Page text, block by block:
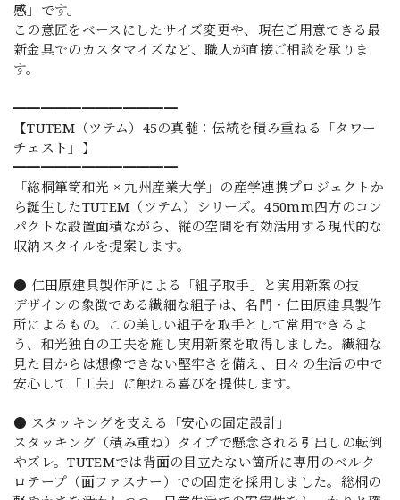
感」です。
この意匠をベースにしたサイズ変更や、現在ご用意できる最
新金具でのカスタマイズなど、職人が直接ご相談を承りま
す。
━━━━━━━━━━━━
【TUTEM（ツテム）45の真髄：伝統を積み重ねる「タワー
チェスト」】
━━━━━━━━━━━━
「総桐箪笥和光 × 九州産業大学」の産学連携プロジェクトか
ら誕生したTUTEM（ツテム）シリーズ。450mm四方のコン
パクトな設置面積ながら、縦の空間を有効活用する現代的な
収納スタイルを提案します。
● 仁田原建具製作所による「組子取手」と実用新案の技
デザインの象徴である繊細な組子は、名門・仁田原建具製作
所によるもの。この美しい組子を取手として常用できるよ
う、和光独自の工夫を施し実用新案を取得しました。繊細な
見た目からは想像できない堅牢さを備え、日々の生活の中で
安心して「工芸」に触れる喜びを提供します。
● スタッキングを支える「安心の固定設計」
スタッキング（積み重ね）タイプで懸念される引出しの転倒
やズレ。TUTEMでは背面の目立たない箇所に専用のベルク
ロテープ（面ファスナー）での固定を採用しました。総桐の